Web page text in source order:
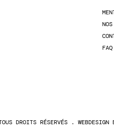
FAQ
DROITS RÉSERVÉS . WEBDESIGN